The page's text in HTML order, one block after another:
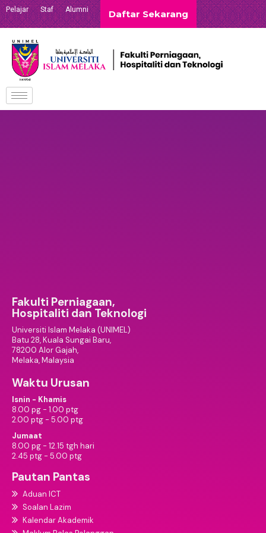
Pelajar Staf Alumni Daftar Sekarang
Fakulti Perniagaan,
Hospitaliti dan Teknologi
Universiti Islam Melaka (UNIMEL)
Batu 28, Kuala Sungai Baru,
78200 Alor Gajah,
Melaka, Malaysia
Waktu Urusan
Isnin - Khamis
8.00 pg - 1.00 ptg
2.00 ptg - 5.00 ptg
Jumaat
8.00 pg - 12.15 tgh hari
2.45 ptg - 5.00 ptg
Pautan Pantas
Aduan ICT
Soalan Lazim
Kalendar Akademik